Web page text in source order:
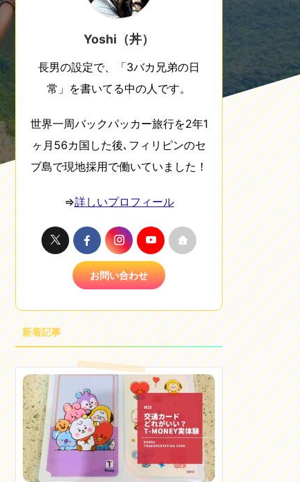
Yoshi（丼）
長男の設定で、「3バカ兄弟の日
常」を書いてる中の人です。
世界一周バックパッカー旅行を2年1
ヶ月56カ国した後､フィリピンのセ
ブ島で現地採用で働いていました！
⇒詳しいプロフィール
お問い合わせ
新着記事